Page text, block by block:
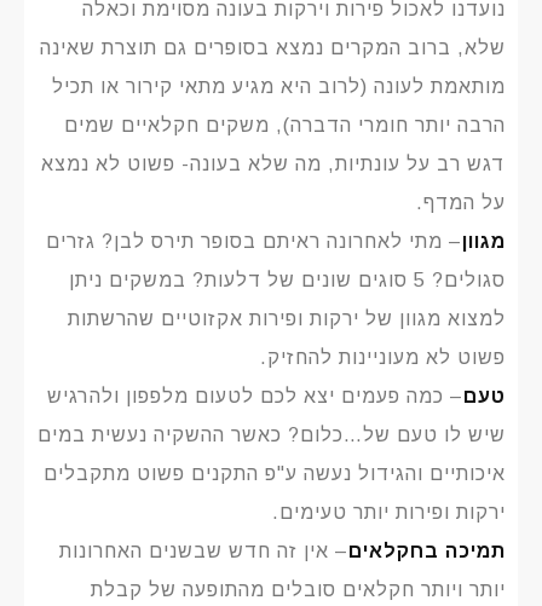
נועדנו לאכול פירות וירקות בעונה מסוימת וכאלה
שלא, ברוב המקרים נמצא בסופרים גם תוצרת שאינה
מותאמת לעונה (לרוב היא מגיע מתאי קירור או תכיל
הרבה יותר חומרי הדברה), משקים חקלאיים שמים
דגש רב על עונתיות, מה שלא בעונה- פשוט לא נמצא
על המדף.
מגוון– מתי לאחרונה ראיתם בסופר תירס לבן? גזרים
סגולים? 5 סוגים שונים של דלעות? במשקים ניתן
למצוא מגוון של ירקות ופירות אקזוטיים שהרשתות
פשוט לא מעוניינות להחזיק.
טעם– כמה פעמים יצא לכם לטעום מלפפון ולהרגיש
שיש לו טעם של…כלום? כאשר ההשקיה נעשית במים
איכותיים והגידול נעשה ע"פ התקנים פשוט מתקבלים
ירקות ופירות יותר טעימים.
תמיכה בחקלאים– אין זה חדש שבשנים האחרונות
יותר ויותר חקלאים סובלים מהתופעה של קבלת